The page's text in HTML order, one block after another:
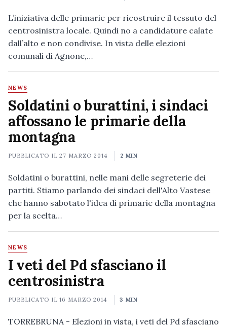
L’iniziativa delle primarie per ricostruire il tessuto del
centrosinistra locale. Quindi no a candidature calate
dall’alto e non condivise. In vista delle elezioni
comunali di Agnone,…
NEWS
Soldatini o burattini, i sindaci
affossano le primarie della
montagna
PUBBLICATO IL27 MARZO 2014 2 MIN
Soldatini o burattini, nelle mani delle segreterie dei
partiti. Stiamo parlando dei sindaci dell'Alto Vastese
che hanno sabotato l'idea di primarie della montagna
per la scelta…
NEWS
I veti del Pd sfasciano il
centrosinistra
PUBBLICATO IL16 MARZO 2014 3 MIN
TORREBRUNA - Elezioni in vista, i veti del Pd sfasciano